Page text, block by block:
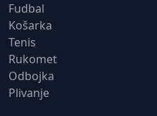
Fudbal
Košarka
Tenis
Rukomet
Odbojka
Plivanje